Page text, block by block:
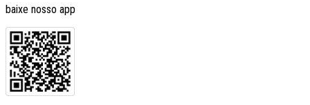
baixe nosso app